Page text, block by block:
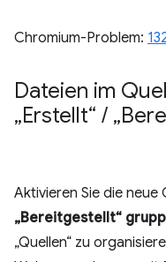
Chromium-Problem:
Dateien im
„Erstellt“ /
Aktivieren Sie die neue
„Bereitgestellt“
„Quellen“ zu